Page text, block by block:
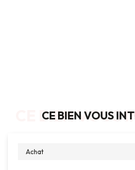
CE BIEN VOUS
CE BIEN VOUS